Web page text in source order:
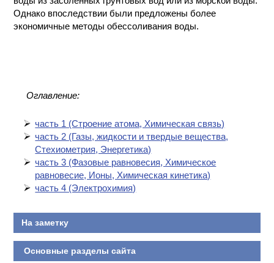
Однако впоследствии были предложены более
экономичные методы обессоливания воды.
Оглавление:
часть 1 (Cтроение атома, Химическая связь)
часть 2 (Газы, жидкости и твердые вещества,
Стехиометрия, Энергетика)
часть 3 (Фазовые равновесия, Химическое
равновесие, Ионы, Химическая кинетика)
часть 4 (Электрохимия)
На заметку
Основные разделы сайта